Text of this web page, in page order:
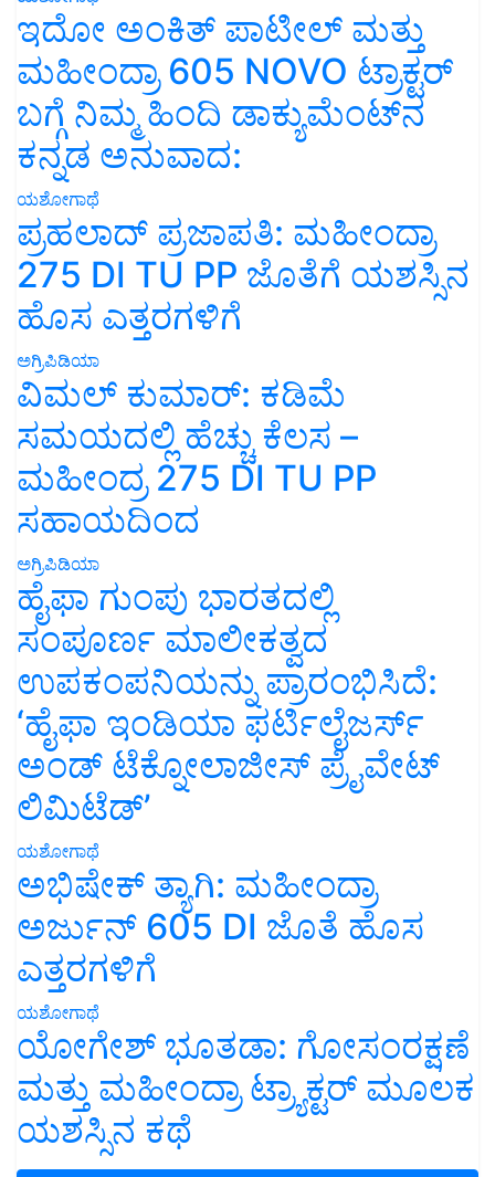
ಇದೋ ಅಂಕಿತ್ ಪಾಟೀಲ್ ಮತ್ತು
ಮಹೀಂದ್ರಾ 605 NOVO ಟ್ರಾಕ್ಟರ್
ಬಗ್ಗೆ ನಿಮ್ಮ ಹಿಂದಿ ಡಾಕ್ಯುಮೆಂಟ್‌ನ
ಕನ್ನಡ ಅನುವಾದ:
ಯಶೋಗಾಥೆ
ಪ್ರಹಲಾದ್ ಪ್ರಜಾಪತಿ: ಮಹೀಂದ್ರಾ
275 DI TU PP ಜೊತೆಗೆ ಯಶಸ್ಸಿನ
ಹೊಸ ಎತ್ತರಗಳಿಗೆ
ಅಗ್ರಿಪಿಡಿಯಾ
ವಿಮಲ್ ಕುಮಾರ್: ಕಡಿಮೆ
ಸಮಯದಲ್ಲಿ ಹೆಚ್ಚು ಕೆಲಸ –
ಮಹೀಂದ್ರ 275 DI TU PP
ಸಹಾಯದಿಂದ
ಅಗ್ರಿಪಿಡಿಯಾ
ಹೈಫಾ ಗುಂಪು ಭಾರತದಲ್ಲಿ
ಸಂಪೂರ್ಣ ಮಾಲೀಕತ್ವದ
ಉಪಕಂಪನಿಯನ್ನು ಪ್ರಾರಂಭಿಸಿದೆ:
‘ಹೈಫಾ ಇಂಡಿಯಾ ಫರ್ಟಿಲೈಜರ್ಸ್
ಅಂಡ್ ಟೆಕ್ನೋಲಾಜೀಸ್ ಪ್ರೈವೇಟ್
ಲಿಮಿಟೆಡ್’
ಯಶೋಗಾಥೆ
ಅಭಿಷೇಕ್ ತ್ಯಾಗಿ: ಮಹೀಂದ್ರಾ
ಅರ್ಜುನ್ 605 DI ಜೊತೆ ಹೊಸ
ಎತ್ತರಗಳಿಗೆ
ಯಶೋಗಾಥೆ
ಯೋಗೇಶ್ ಭೂತಡಾ: ಗೋಸಂರಕ್ಷಣೆ
ಮತ್ತು ಮಹೀಂದ್ರಾ ಟ್ರ್ಯಾಕ್ಟರ್ ಮೂಲಕ
ಯಶಸ್ಸಿನ ಕಥೆ